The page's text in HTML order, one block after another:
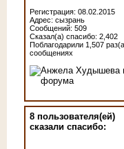
Регистрация: 08.02.2015
Адрес: сызрань
Сообщений: 509
Сказал(а) спасибо: 2,402
Поблагодарили 1,507
сообщениях
8 пользователя(ей)
сказали cпасибо: